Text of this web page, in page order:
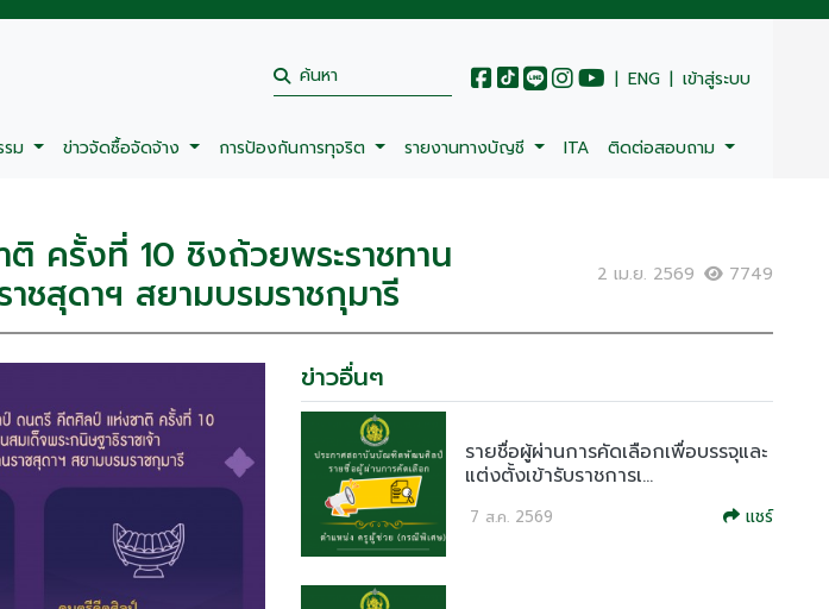
| ENG | เข้าสู่ระบบ
ม ข่าวจัดซื้อจัดจ้าง การป้องกันการทุจริต รายงานทางบัญชี ITA ติดต่อสอบถาม
ครั้งที่ 10 ชิงถ้วยพระราชทาน
ชสุดาฯ สยามบรมราชกุมารี 2 เม.ย. 2569 7749
ข่าวอื่นๆ
รายชื่อผู้ผ่านการคัดเลือกเพื่อบรรจุและ
แต่งตั้งเข้ารับราชการเ...
7 ส.ค. 2569 แชร์